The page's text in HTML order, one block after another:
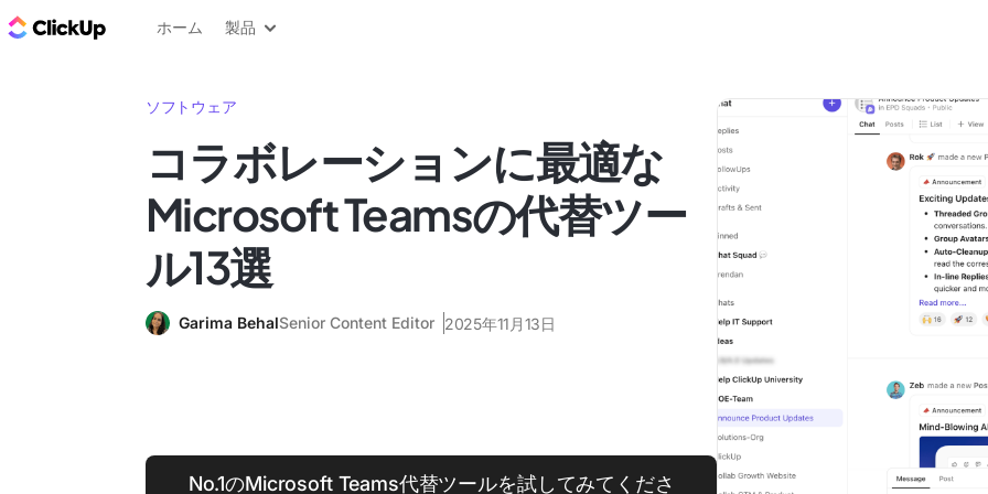
ClickUp ブログ
ホーム 製品
ソフトウェア
コラボレーションに最適な
Microsoft Teamsの代替ツー
ル13選
Garima BehalSenior Content Editor 2025年11月13日
No.1のMicrosoft Teams代替ツールを試してみてくださ